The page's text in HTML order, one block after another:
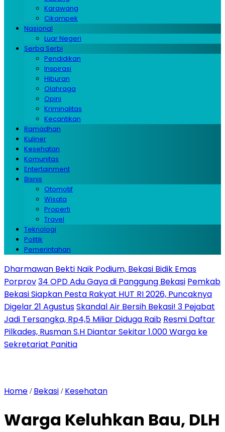
Karawang
Cikampek
Nasional
Luar Negeri
Serba Serbi
Pendidikan
Inspirasi
Hiburan
Olahraga
Opini
Kriminalitas
Kecantikan
Ramadhan
Kuliner
Kesehatan
Komunitas
Entertainment
Bisnis
Otomotif
Wisata
Properti
Travel
Teknologi
Politik
Pemerintahan
Dharmawan Bekti Naik Podium, Bekasi Bidik Emas
Porprov34 OPD Adu Gaya di Panggung Bekasi Pemkab
Bekasi Siapkan Pesta Rakyat HUT RI 2026, Puncaknya
Digelar 21 AgustusSkandal Air Bersih Bekasi! 3 Pejabat
Jadi Tersangka, Rp4,5 Miliar Diduga Raib Resmi Daftar
Pilkades, Rusman S.H Diantar Sekitar 1.000 Warga ke
Sekretariat Panitia
Home / Bekasi / Kesehatan
Warga Keluhkan Bau, DLH